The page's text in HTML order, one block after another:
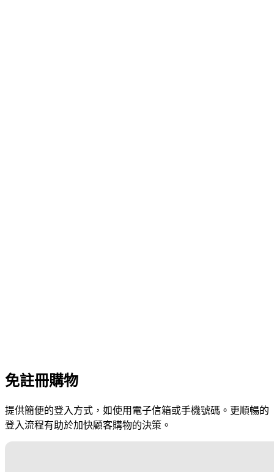
免註冊購物
提供簡便的登入方式，如使用電子信箱或手機號碼。更順暢的
登入流程有助於加快顧客購物的決策。